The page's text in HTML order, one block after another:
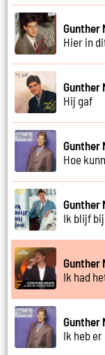
Gunther
Hier in
Gunther
Hij gaf
Gunther
Hoe
Gunther
Ik blijf
Gunther
Ik had
Gunther
Ik heb er